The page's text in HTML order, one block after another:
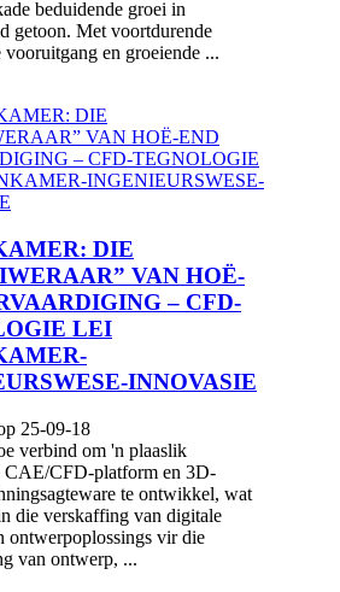
beduidende groei in
getoon. Met voortdurende
vooruitgang en groeiende ...
DIE
VAN HOË-
– CFD-
LEI
INNOVASIE
25-09-18
verbind om 'n plaaslik
CAE/CFD-platform en 3D-
te ontwikkel, wat
die verskaffing van digitale
ontwerpoplossings vir die
van ontwerp, ...